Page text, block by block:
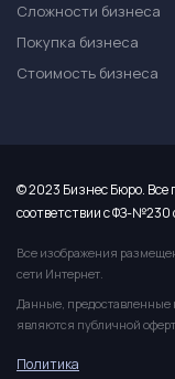
Сложности бизнеса
Покупка бизнеса
Стоимость бизнеса
© 2023 Бизнес Бюро.
соответствии с ФЗ-№230
Все изображения
сети Интернет.
Данные,
являются публичной
Политика